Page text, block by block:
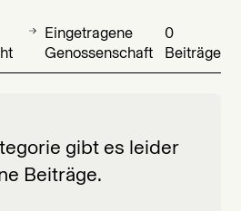
Eingetragene
Genossenschaft
0
Beiträge
gibt es leider
Beiträge.